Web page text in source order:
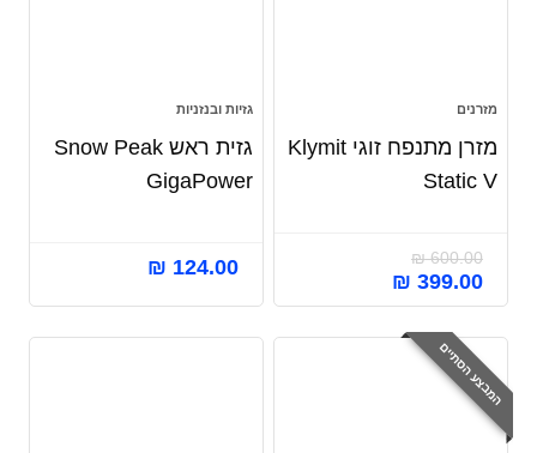
מזרנים
מזרן מתנפח זוגי Klymit
Static V
₪600.00
₪ 399.00
גזיות ובנזניות
גזית ראש Snow Peak
GigaPower
₪ 124.00
המבצע הסתיים